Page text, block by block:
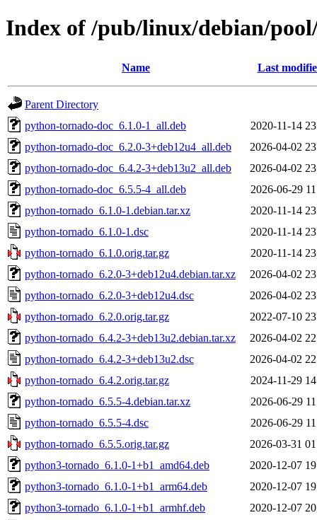
Index of /pub/linux/debian/
Name Last
Parent Directory
python-tornado-doc_6.1.0-1_all.deb
2020-11-14
python-tornado-doc_6.2.0-3+deb12u4_all.deb
2026-04-02
python-tornado-doc_6.4.2-3+deb13u2_all.deb
2026-04-02
python-tornado-doc_6.5.5-4_all.deb
2026-06-29
python-tornado_6.1.0-1.debian.tar.xz
2020-11-14
python-tornado_6.1.0-1.dsc
2020-11-14
python-tornado_6.1.0.orig.tar.gz
2020-11-14
python-tornado_6.2.0-3+deb12u4.debian.tar.xz
2026-04-02
python-tornado_6.2.0-3+deb12u4.dsc
2026-04-02
python-tornado_6.2.0.orig.tar.gz
2022-07-10
python-tornado_6.4.2-3+deb13u2.debian.tar.xz
2026-04-02
python-tornado_6.4.2-3+deb13u2.dsc
2026-04-02
python-tornado_6.4.2.orig.tar.gz
2024-11-29
python-tornado_6.5.5-4.debian.tar.xz
2026-06-29
python-tornado_6.5.5-4.dsc
2026-06-29
python-tornado_6.5.5.orig.tar.gz
2026-03-31
python3-tornado_6.1.0-1+b1_amd64.deb
2020-12-07
python3-tornado_6.1.0-1+b1_arm64.deb
2020-12-07
python3-tornado_6.1.0-1+b1_armhf.deb
2020-12-07